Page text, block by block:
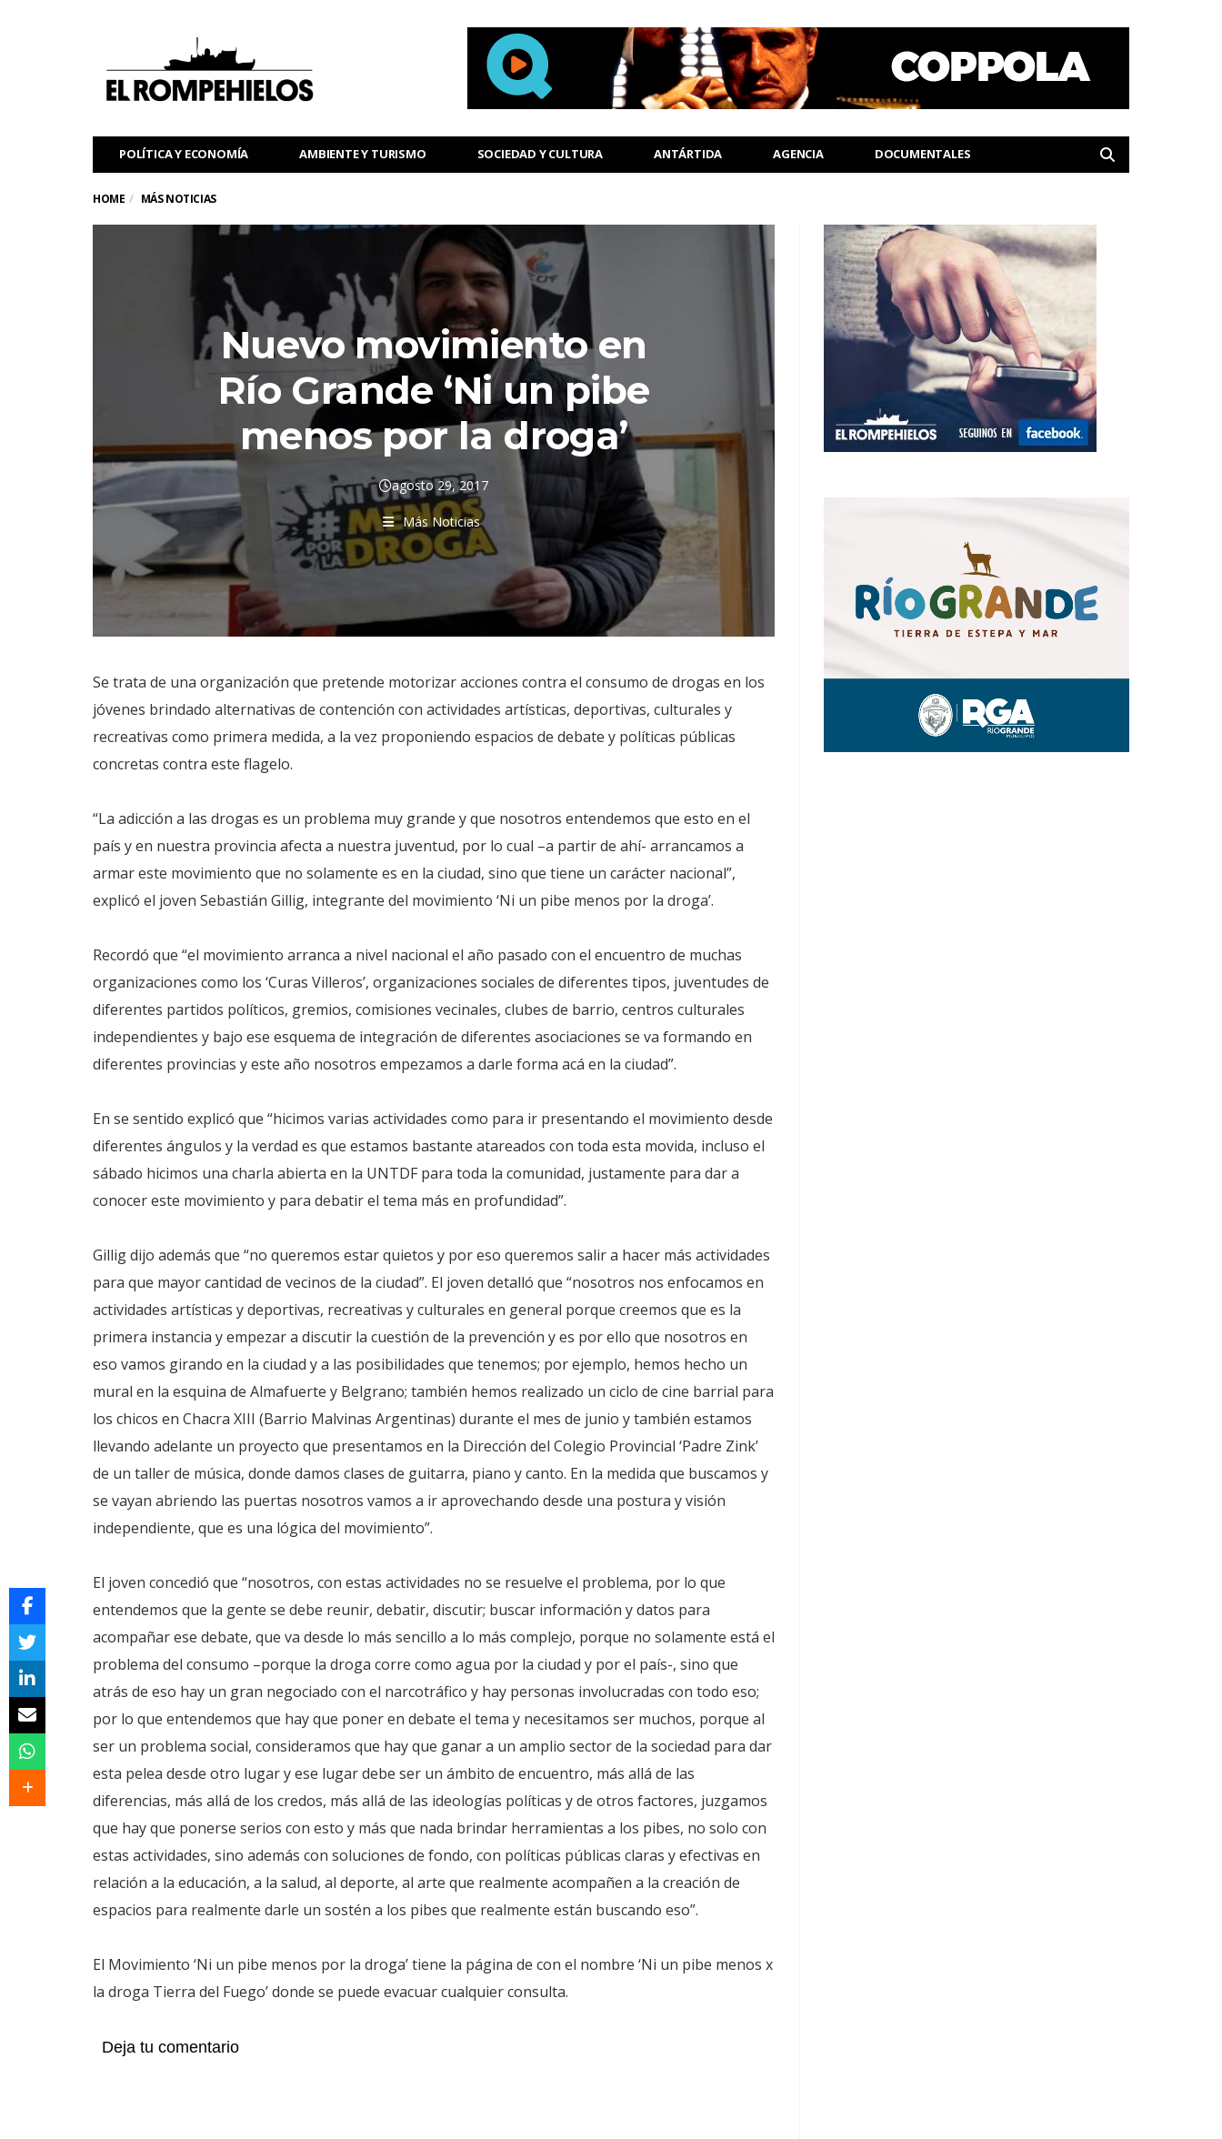
POLÍTICA Y ECONOMÍA AMBIENTE Y TURISMO SOCIEDAD Y CULTURA ANTÁRTIDA AGENCIA DOCUMENTALES
HOME MÁS NOTICIAS
Nuevo movimiento en
Río Grande ‘Ni un pibe
menos por la droga’
agosto 29, 2017
Más Noticias
Se trata de una organización que pretende motorizar acciones contra el consumo de drogas en los
jóvenes brindado alternativas de contención con actividades artísticas, deportivas, culturales y
recreativas como primera medida, a la vez proponiendo espacios de debate y políticas públicas
concretas contra este flagelo.
“La adicción a las drogas es un problema muy grande y que nosotros entendemos que esto en el
país y en nuestra provincia afecta a nuestra juventud, por lo cual –a partir de ahí- arrancamos a
armar este movimiento que no solamente es en la ciudad, sino que tiene un carácter nacional”,
explicó el joven Sebastián Gillig, integrante del movimiento ‘Ni un pibe menos por la droga’.
Recordó que “el movimiento arranca a nivel nacional el año pasado con el encuentro de muchas
organizaciones como los ‘Curas Villeros’, organizaciones sociales de diferentes tipos, juventudes de
diferentes partidos políticos, gremios, comisiones vecinales, clubes de barrio, centros culturales
independientes y bajo ese esquema de integración de diferentes asociaciones se va formando en
diferentes provincias y este año nosotros empezamos a darle forma acá en la ciudad”.
En se sentido explicó que “hicimos varias actividades como para ir presentando el movimiento desde
diferentes ángulos y la verdad es que estamos bastante atareados con toda esta movida, incluso el
sábado hicimos una charla abierta en la UNTDF para toda la comunidad, justamente para dar a
conocer este movimiento y para debatir el tema más en profundidad”.
Gillig dijo además que “no queremos estar quietos y por eso queremos salir a hacer más actividades
para que mayor cantidad de vecinos de la ciudad”. El joven detalló que “nosotros nos enfocamos en
actividades artísticas y deportivas, recreativas y culturales en general porque creemos que es la
primera instancia y empezar a discutir la cuestión de la prevención y es por ello que nosotros en
eso vamos girando en la ciudad y a las posibilidades que tenemos; por ejemplo, hemos hecho un
mural en la esquina de Almafuerte y Belgrano; también hemos realizado un ciclo de cine barrial para
los chicos en Chacra XIII (Barrio Malvinas Argentinas) durante el mes de junio y también estamos
llevando adelante un proyecto que presentamos en la Dirección del Colegio Provincial ‘Padre Zink’
de un taller de música, donde damos clases de guitarra, piano y canto. En la medida que buscamos y
se vayan abriendo las puertas nosotros vamos a ir aprovechando desde una postura y visión
independiente, que es una lógica del movimiento”.
El joven concedió que “nosotros, con estas actividades no se resuelve el problema, por lo que
entendemos que la gente se debe reunir, debatir, discutir; buscar información y datos para
acompañar ese debate, que va desde lo más sencillo a lo más complejo, porque no solamente está el
problema del consumo –porque la droga corre como agua por la ciudad y por el país-, sino que
atrás de eso hay un gran negociado con el narcotráfico y hay personas involucradas con todo eso;
por lo que entendemos que hay que poner en debate el tema y necesitamos ser muchos, porque al
ser un problema social, consideramos que hay que ganar a un amplio sector de la sociedad para dar
esta pelea desde otro lugar y ese lugar debe ser un ámbito de encuentro, más allá de las
diferencias, más allá de los credos, más allá de las ideologías políticas y de otros factores, juzgamos
que hay que ponerse serios con esto y más que nada brindar herramientas a los pibes, no solo con
estas actividades, sino además con soluciones de fondo, con políticas públicas claras y efectivas en
relación a la educación, a la salud, al deporte, al arte que realmente acompañen a la creación de
espacios para realmente darle un sostén a los pibes que realmente están buscando eso”.
El Movimiento ‘Ni un pibe menos por la droga’ tiene la página de con el nombre ‘Ni un pibe menos x
la droga Tierra del Fuego’ donde se puede evacuar cualquier consulta.
Deja tu comentario